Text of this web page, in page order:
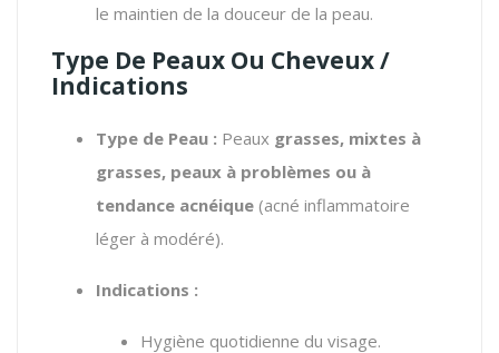
le maintien de la douceur de la peau.
Type De Peaux Ou Cheveux /
Indications
Type de Peau : Peaux grasses, mixtes à
grasses, peaux à problèmes ou à
tendance acnéique (acné inflammatoire
léger à modéré).
Indications :
Hygiène quotidienne du visage.